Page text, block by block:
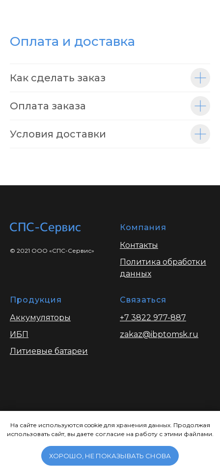
На сайте используются cookie для хранения данных. Продолжая
использовать сайт, вы даете согласие на работу с этими файлами.
ХОРОШО, НЕ ПОКАЗЫВАТЬ СНОВА
Оплата и доставка
Как сделать заказ
Оплата заказа
Условия доставки
© 2021 ООО «СПС-Сервис»
Компания
Контакты
Политика обработки
данных
Продукция
Аккумуляторы
ИБП
Литиевые батареи
Связаться
+7 3822 977-887
zakaz@ibptomsk.ru
сайте носит ознакомительный характер
и ни при каких условиях не является
публичной офертой, определяемой
положениями Статьи 437.